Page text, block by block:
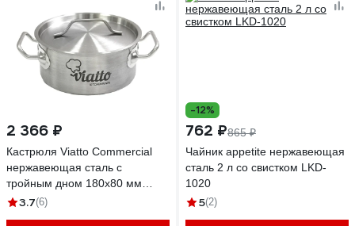
2 366 ₽
Кастрюля Viatto Commercial
нержавеющая сталь с
тройным дном 180x80 мм
объем 2 л с двумя ручками
3.7(6)
-12%
762 ₽865 ₽
Чайник appetite нержавеющая
сталь 2 л со свистком LKD-
1020
5(2)